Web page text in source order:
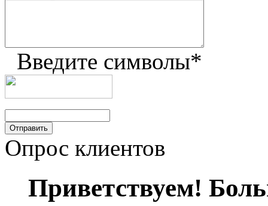
Введите символы*
Опрос клиентов
Приветствуем!